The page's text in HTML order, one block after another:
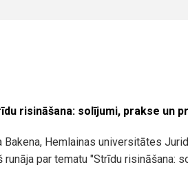
risināšana: solījumi, prakse un
Hemlainas universitātes
par tematu "Strīdu risināšana: